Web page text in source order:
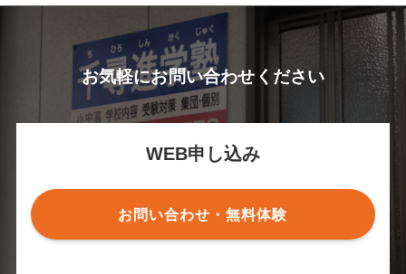
お気軽にお問い合わせください
WEB申し込み
お問い合わせ・無料体験